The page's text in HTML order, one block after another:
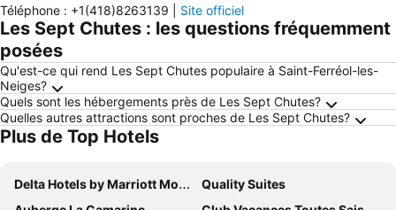
Téléphone : +1(418)8263139 Site officiel
Les Sept Chutes : les questions fréquemment
posées
Qu'est-ce qui rend Les Sept Chutes populaire à Saint-Ferréol-les-
Neiges?
Quels sont les hébergements près de Les Sept Chutes?
Quelles autres attractions sont proches de Les Sept Chutes?
Plus de Top Hotels
Delta Hotels by Marriott Mont Sainte-Anne, Resort & Convention Center
Quality Suites